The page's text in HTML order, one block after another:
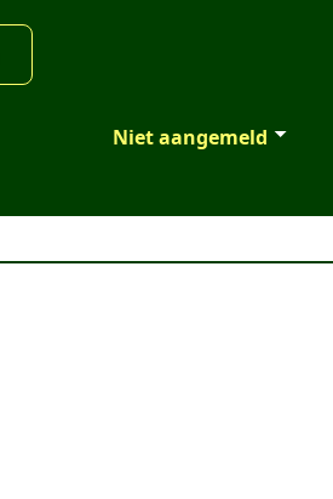
Niet aangemeld